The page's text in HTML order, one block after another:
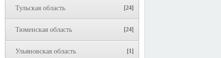
Тульская область [24]
Тюменская область [24]
Ульяновская область [1]